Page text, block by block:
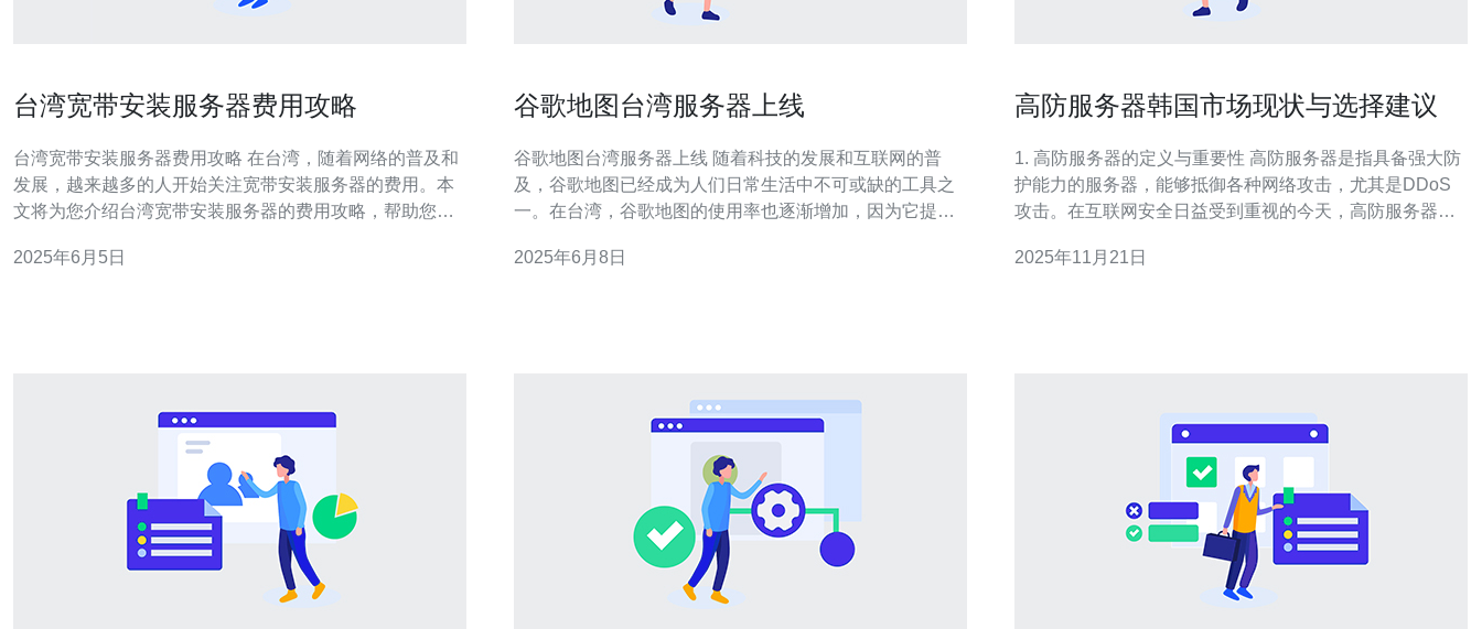
台湾宽带安装服务器费用攻略
台湾宽带安装服务器费用攻略 在台湾，随着网络的普及和
发展，越来越多的人开始关注宽带安装服务器的费用。本
文将为您介绍台湾宽带安装服务器的费用攻略，帮助您更
括网络设备费用、安装费用以及首次使用费用。网络设备
2025年6月5日
谷歌地图台湾服务器上线
谷歌地图台湾服务器上线 随着科技的发展和互联网的普
及，谷歌地图已经成为人们日常生活中不可或缺的工具之
一。在台湾，谷歌地图的使用率也逐渐增加，因为它提供
功能，帮助人们更便捷地出行和生活。 谷歌地图在全球范
2025年6月8日
高防服务器韩国市场现状与选择建议
1. 高防服务器的定义与重要性 高防服务器是指具备强大防
护能力的服务器，能够抵御各种网络攻击，尤其是DDoS
攻击。在互联网安全日益受到重视的今天，高防服务器的
和发达的网络环境。 2. 韩国市场的现状分析 韩国是一个互
2025年11月21日